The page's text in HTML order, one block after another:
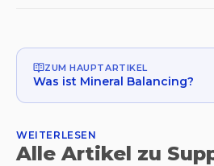
ZUM HAUPTARTIKEL
Was ist Mineral Balancing?
WEITERLESEN
Alle Artikel zu